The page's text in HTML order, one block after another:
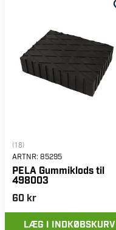
(18)
ARTNR: 85295
PELA Gummiklods til
498003
60 kr
LÆG I INDKØBSKURV